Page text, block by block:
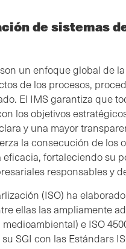
de sistemas
un enfoque global de
de los procesos,
El IMS garantiza que
los objetivos
y una mayor
la consecución de los
fortaleciendo su
responsables y
(ISO) ha
ellas las ampliamente
e ISO
SGI con las Estándars